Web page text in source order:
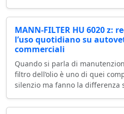
MANN-FILTER HU 6020 z:
l’uso quotidiano su
commerciali
Quando si parla di
filtro dell’olio è uno di quei
silenzio ma fanno la differenza